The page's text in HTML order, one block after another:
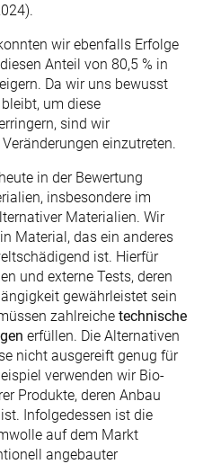
wir ebenfalls Erfolge
Anteil von 80,5 % in
Da wir uns bewusst
um diese
sind wir
einzutreten.‌
in der Bewertung
insbesondere im
Materialien. Wir
Material, das ein anderes
ist. Hierfür
und externe Tests, deren
gewährleistet sein
zahlreiche technische
erfüllen. Die Alternativen
nicht ausgereift genug für
verwenden wir Bio-
Produkte, deren Anbau
Infolgedessen ist die
auf dem Markt
angebauter